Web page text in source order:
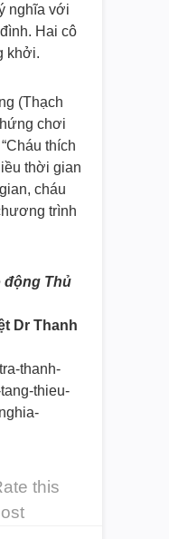
nghĩa với
Hai cô
khởi.
(Thạch
chơi
thích
thời gian
cháu
trình
động Thủ
Dr Thanh
thanh-
-thieu-
nghia-
this